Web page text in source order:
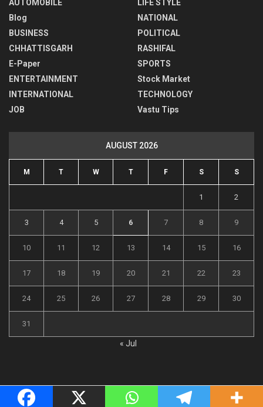
AUTOMOBILE
Blog
BUSINESS
CHHATTISGARH
E-Paper
ENTERTAINMENT
INTERNATIONAL
JOB
LIFE STYLE
NATIONAL
POLITICAL
RASHIFAL
SPORTS
Stock Market
TECHNOLOGY
Vastu Tips
AUGUST 2026
M T W T F S S
1 2
3 4 5 6 7 8 9
10 11 12 13 14 15 16
17 18 19 20 21 22 23
24 25 26 27 28 29 30
31
« Jul